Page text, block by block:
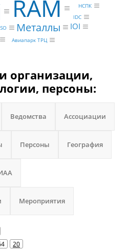
RAM
Металлы IOI
IDC
Авиапарк ТРЦ
НСПК
организации,
персоны:
Ведомства Ассоциации
Персоны География
Мероприятия
20